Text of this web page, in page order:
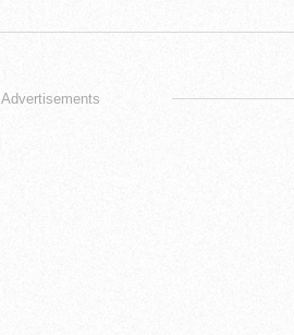
Advertisements